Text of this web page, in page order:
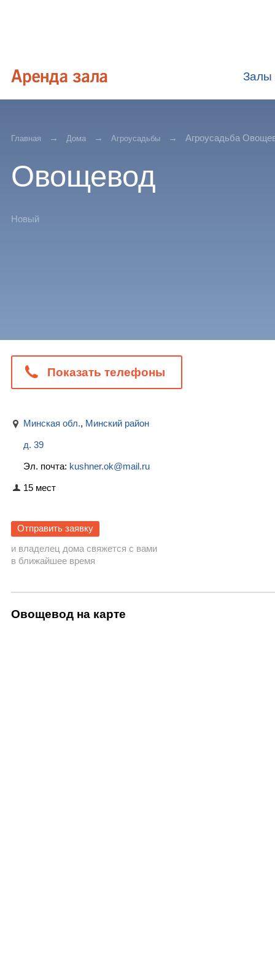
Залы
Главная Дома Агроусадьбы Агроусадьба
Овощевод
Новый
Показать телефоны
Минская обл., Минский район
д. 39
Эл. почта: kushner.ok@mail.ru
15 мест
Отправить заявку
и владелец дома свяжется с вами
в ближайшее время
Овощевод на карте